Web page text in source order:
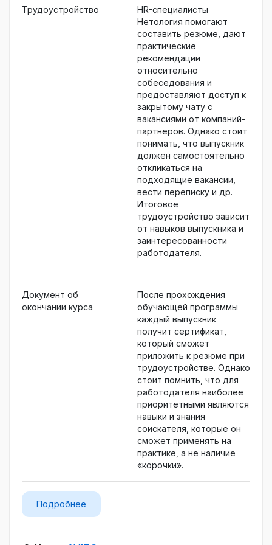
Трудоустройство
HR-специалисты
Нетология помогают
составить резюме, дают
практические
рекомендации
относительно
собеседования и
предоставляют доступ к
закрытому чату с
вакансиями от компаний-
партнеров. Однако стоит
понимать, что выпускник
должен самостоятельно
откликаться на
подходящие вакансии,
вести переписку и др.
Итоговое
трудоустройство зависит
от навыков выпускника и
заинтересованности
работодателя.
Документ об
окончании курса
После прохождения
обучающей программы
каждый выпускник
получит сертификат,
который сможет
приложить к резюме при
трудоустройстве. Однако
стоит помнить, что для
работодателя наиболее
приоритетными являются
навыки и знания
соискателя, которые он
сможет применять на
практике, а не наличие
«корочки».
Подробнее